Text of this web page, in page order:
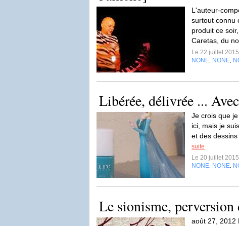
L'auteur-
surtout connu
produit ce
Caretas, du
Le 22 juillet
NONE NONE
Libérée, délivrée ...
Je crois que
ici, mais je
et des
suite
Le 20 juillet
NONE NONE
Le sionisme, perversion
août 27, 2012